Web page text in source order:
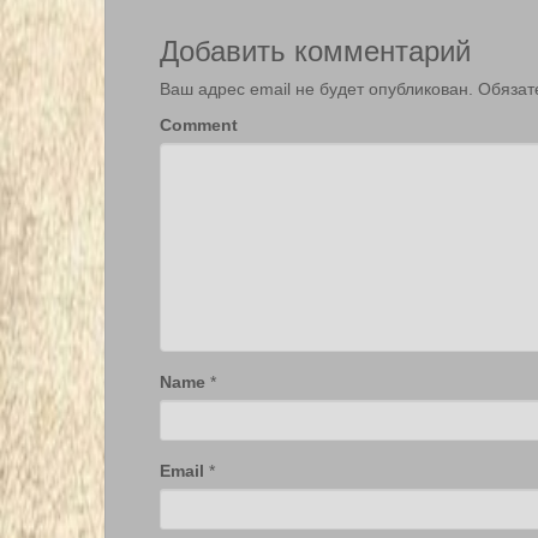
Добавить комментарий
Ваш адрес email не будет опубликован.
Comment
Name *
Email *